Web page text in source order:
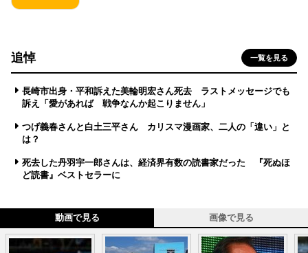
追悼 一覧を見る
長崎市出身・平和訴えた美輪明宏さん死去 ラストメッセージでも
訴え「愛があれば 戦争なんか起こりません」
つげ義春さんと白土三平さん カリスマ漫画家、二人の「違い」と
は？
死去した丹羽宇一郎さんは、経済界有数の読書家だった 『死ぬほ
ど読書』ベストセラーに
動画で見る 画像で見る